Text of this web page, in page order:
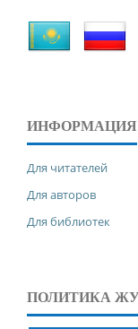
ИНФОРМАЦИЯ
Для читателей
Для авторов
Для библиотек
ПОЛИТИКА